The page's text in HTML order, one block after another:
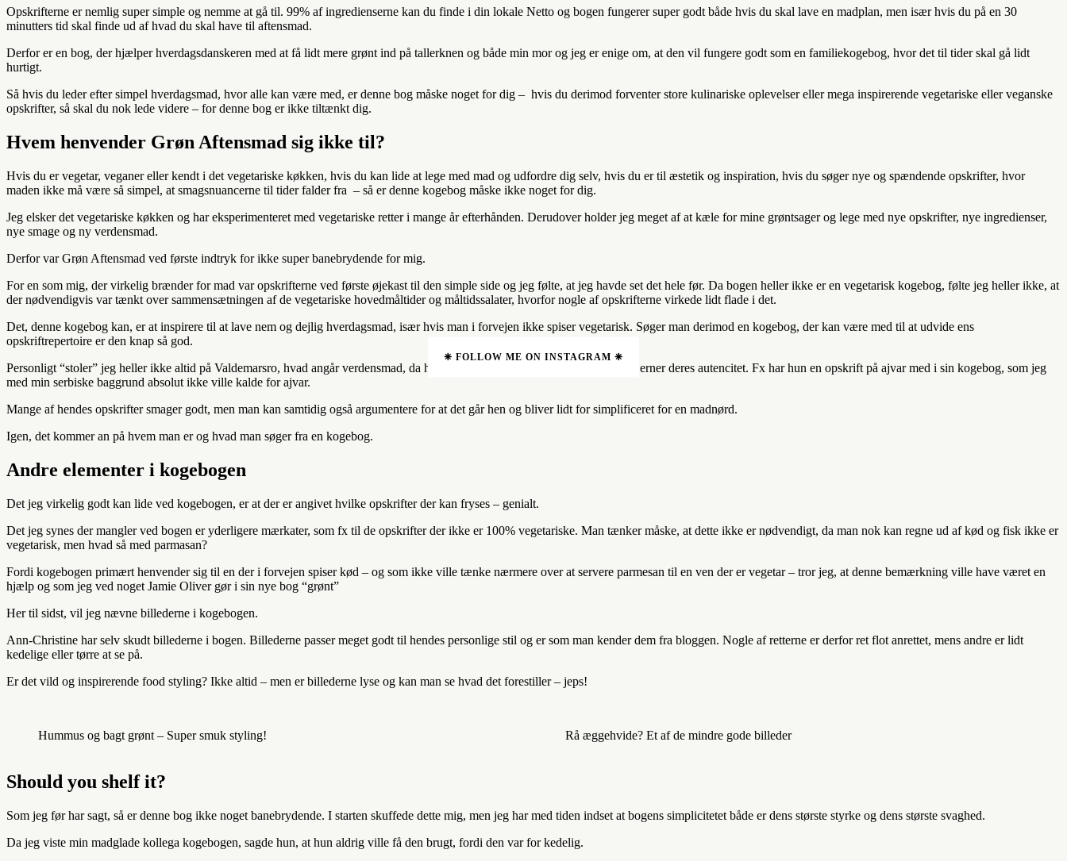
Opskrifterne er nemlig super simple og nemme at gå til. 99% af ingredienserne kan du finde i din lokale Netto og bogen fungerer super godt både hvis du skal lave en madplan, men især hvis du på en 30
minutters tid skal finde ud af hvad du skal have til aftensmad.
Derfor er en bog, der hjælper hverdagsdanskeren med at få lidt mere grønt ind på tallerknen og både min mor og jeg er enige om, at den vil fungere godt som en familiekogebog, hvor det til tider skal gå lidt
hurtigt.
Så hvis du leder efter simpel hverdagsmad, hvor alle kan være med, er denne bog måske noget for dig – hvis du derimod forventer store kulinariske oplevelser eller mega inspirerende vegetariske eller veganske
opskrifter, så skal du nok lede videre – for denne bog er ikke tiltænkt dig.
Hvem henvender Grøn Aftensmad sig ikke til?
Hvis du er vegetar, veganer eller kendt i det vegetariske køkken, hvis du kan lide at lege med mad og udfordre dig selv, hvis du er til æstetik og inspiration, hvis du søger nye og spændende opskrifter, hvor
maden ikke må være så simpel, at smagsnuancerne til tider falder fra – så er denne kogebog måske ikke noget for dig.
Jeg elsker det vegetariske køkken og har eksperimenteret med vegetariske retter i mange år efterhånden. Derudover holder jeg meget af at kæle for mine grøntsager og lege med nye opskrifter, nye ingredienser,
nye smage og ny verdensmad.
Derfor var Grøn Aftensmad ved første indtryk for ikke super banebrydende for mig.
For en som mig, der virkelig brænder for mad var opskrifterne ved første øjekast til den simple side og jeg følte, at jeg havde set det hele før. Da bogen heller ikke er en vegetarisk kogebog, følte jeg heller ikke, at
der nødvendigvis var tænkt over sammensætningen af de vegetariske hovedmåltider og måltidssalater, hvorfor nogle af opskrifterne virkede lidt flade i det.
Det, denne kogebog kan, er at inspirere til at lave nem og dejlig hverdagsmad, især hvis man i forvejen ikke spiser vegetarisk. Søger man derimod en kogebog, der kan være med til at udvide ens
opskriftrepertoire er den knap så god.
Personligt “stoler” jeg heller ikke altid på Valdemarsro, hvad angår verdensmad, da hun til tider gør opskrifter for simple eller fjerner deres autencitet. Fx har hun en opskrift på ajvar med i sin kogebog, som jeg
med min serbiske baggrund absolut ikke ville kalde for ajvar.
Mange af hendes opskrifter smager godt, men man kan samtidig også argumentere for at det går hen og bliver lidt for simplificeret for en madnørd.
Igen, det kommer an på hvem man er og hvad man søger fra en kogebog.
Andre elementer i kogebogen
Det jeg virkelig godt kan lide ved kogebogen, er at der er angivet hvilke opskrifter der kan fryses – genialt.
Det jeg synes der mangler ved bogen er yderligere mærkater, som fx til de opskrifter der ikke er 100% vegetariske. Man tænker måske, at dette ikke er nødvendigt, da man nok kan regne ud af kød og fisk ikke er
vegetarisk, men hvad så med parmasan?
Fordi kogebogen primært henvender sig til en der i forvejen spiser kød – og som ikke ville tænke nærmere over at servere parmesan til en ven der er vegetar – tror jeg, at denne bemærkning ville have været en
hjælp og som jeg ved noget Jamie Oliver gør i sin nye bog “grønt”
Her til sidst, vil jeg nævne billederne i kogebogen.
Ann-Christine har selv skudt billederne i bogen. Billederne passer meget godt til hendes personlige stil og er som man kender dem fra bloggen. Nogle af retterne er derfor ret flot anrettet, mens andre er lidt
kedelige eller tørre at se på.
Er det vild og inspirerende food styling? Ikke altid – men er billederne lyse og kan man se hvad det forestiller – jeps!
Hummus og bagt grønt – Super smuk styling! Rå æggehvide? Et af de mindre gode billeder
Should you shelf it?
Som jeg før har sagt, så er denne bog ikke noget banebrydende. I starten skuffede dette mig, men jeg har med tiden indset at bogens simplicitetet både er dens største styrke og dens største svaghed.
Da jeg viste min madglade kollega kogebogen, sagde hun, at hun aldrig ville få den brugt, fordi den var for kedelig.
❈ FOLLOW ME ON INSTAGRAM ❈